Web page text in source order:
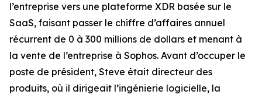
l’entreprise vers une plateforme XDR basée sur le
SaaS, faisant passer le chiffre d’affaires annuel
récurrent de 0 à 300 millions de dollars et menant à
la vente de l’entreprise à Sophos. Avant d’occuper le
poste de président, Steve était directeur des
produits, où il dirigeait l’ingénierie logicielle, la